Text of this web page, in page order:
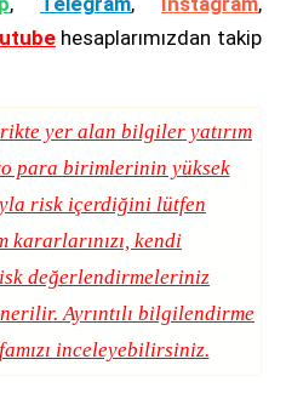
hesaplarımızdan takip
yer alan bilgiler yatırım
para birimlerinin yüksek
risk içerdiğini lütfen
kararlarınızı, kendi
değerlendirmeleriniz
Ayrıntılı bilgilendirme
inceleyebilirsiniz.